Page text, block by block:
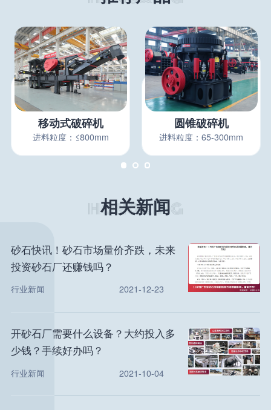
移动式破碎机
进料粒度：≤800mm
圆锥破碎机
进料粒度：65-300mm
相关新闻
砂石快讯！砂石市场量价齐跌，未来
投资砂石厂还赚钱吗？
行业新闻 2021-12-23
开砂石厂需要什么设备？大约投入多
少钱？手续好办吗？
行业新闻 2021-10-04